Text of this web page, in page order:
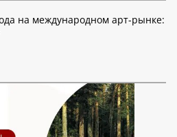
на международном арт-рынке: